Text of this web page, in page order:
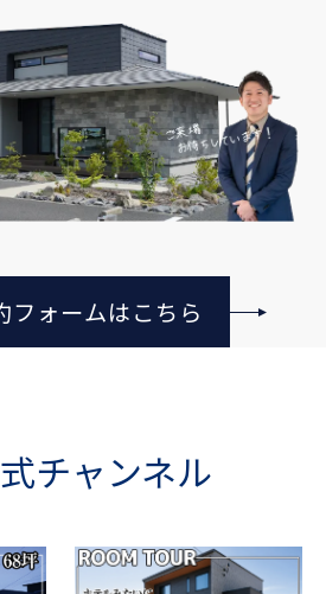
フォームはこちら
チャンネル